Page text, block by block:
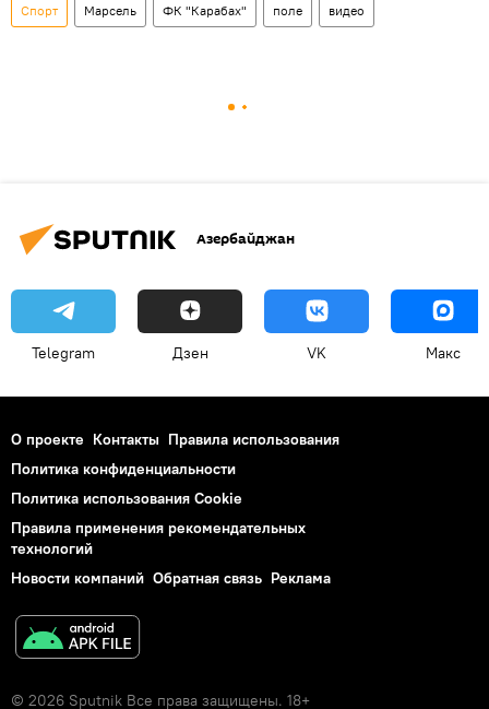
Спорт Марсель ФК "Карабах" поле видео
Азербайджан
Telegram Дзен VK Макс
О проекте Контакты Правила использования
Политика конфиденциальности
Политика использования Cookie
Правила применения рекомендательных
технологий
Новости компаний Обратная связь Реклама
© 2026 Sputnik Все права защищены. 18+